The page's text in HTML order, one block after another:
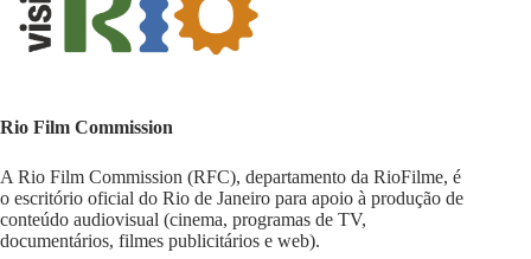
Rio Film Commission
A Rio Film Commission (RFC), departamento da RioFilme, é
o escritório oficial do Rio de Janeiro para apoio à produção de
conteúdo audiovisual (cinema, programas de TV,
documentários, filmes publicitários e web).